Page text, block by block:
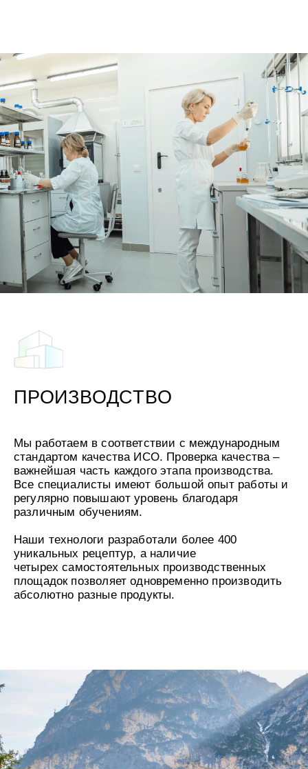
ПРОИЗВОДСТВО
Мы работаем в соответствии с международным
стандартом качества ИСО. Проверка качества –
важнейшая часть каждого этапа производства.
Все специалисты имеют большой опыт работы и
регулярно повышают уровень благодаря
различным обучениям.
Наши технологи разработали более 400
уникальных рецептур, а наличие
четырех самостоятельных производственных
площадок позволяет одновременно производить
абсолютно разные продукты.